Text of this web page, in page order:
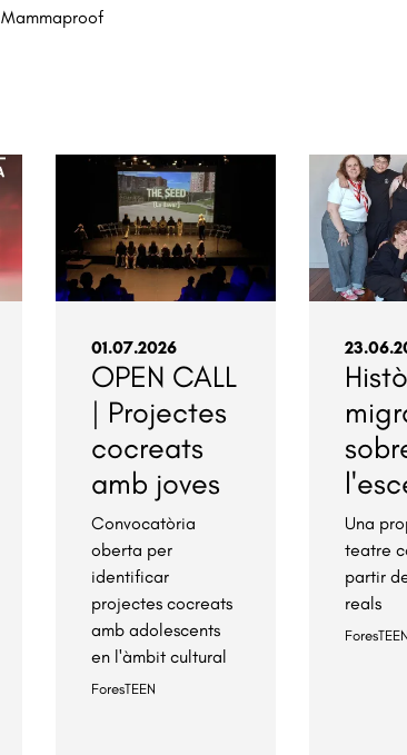
Mammaproof
01.07.2026
OPEN CALL
| Projectes
cocreats
amb joves
Convocatòria
oberta per
identificar
projectes cocreats
amb adolescents
en l'àmbit cultural
ForesTEEN
Una
teatre
partir
reals
ForesTEEN